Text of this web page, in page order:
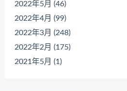
2022年5月 (46)
2022年4月 (99)
2022年3月 (248)
2022年2月 (175)
2021年5月 (1)